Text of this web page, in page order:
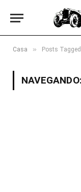
Casa » Posts
NAVEGANDO: